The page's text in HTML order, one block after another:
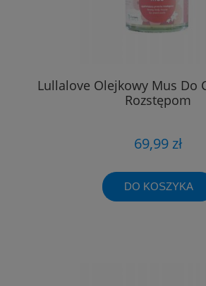
Lullalove Olejkowy Mus Do
Rozstępom
69,99 zł
DO KOSZYKA